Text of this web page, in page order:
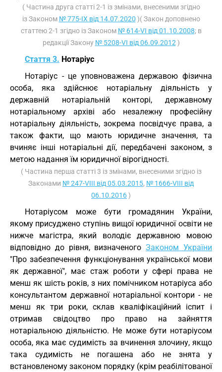
( Частина друга статті 2-1 із змінами, внесеними згідно
із Законом № 775-IX від 14.07.2020 )( Закон доповнено
статтею 2-1 згідно із Законом № 614-VI від 01.10.2008; в
редакції Закону № 5208-VI від 06.09.2012 )
Стаття 3. Нотаріус
Нотаріус - це уповноважена державою фізична
особа, яка здійснює нотаріальну діяльність у
державній нотаріальній конторі, державному
нотаріальному архіві або незалежну професійну
нотаріальну діяльність, зокрема посвідчує права, а
також факти, що мають юридичне значення, та
вчиняє інші нотаріальні дії, передбачені законом, з
метою надання їм юридичної вірогідності.
( Частина перша статті 3 із змінами, внесеними згідно із
Законами № 247-VIII від 05.03.2015, № 1666-VIII від
06.10.2016)
Нотаріусом може бути громадянин України,
якому присуджено ступінь вищої юридичної освіти не
нижче магістра, який володіє державною мовою
відповідно до рівня, визначеногоЗаконом України
"Про забезпечення функціонування української мови
як державної", має стаж роботи у сфері права не
менш як шість років, з них помічником нотаріуса або
консультантом державної нотаріальної контори - не
менш як три роки, склав кваліфікаційний іспит і
отримав свідоцтво про право на зайняття
нотаріальною діяльністю. Не може бути нотаріусом
особа, яка має судимість за вчинення злочину, якщо
така судимість не погашена або не знята у
встановленому законом порядку (крім реабілітованої